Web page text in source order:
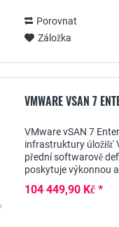
Porovnat
Záložka
VMWARE VSAN 7
VMware vSAN 7
infrastruktury úložišť
přední softwarově
poskytuje výkonnou
popisu...
104 449,90 Kč *